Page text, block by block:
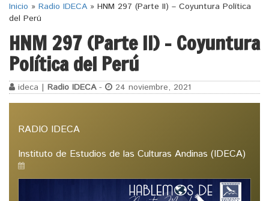
Inicio » Radio IDECA » HNM 297 (Parte II) – Coyuntura Política
del Perú
HNM 297 (Parte II) – Coyuntura
Política del Perú
ideca | Radio IDECA- 24 noviembre, 2021
RADIO IDECA
Instituto de Estudios de las Culturas Andinas (IDECA)